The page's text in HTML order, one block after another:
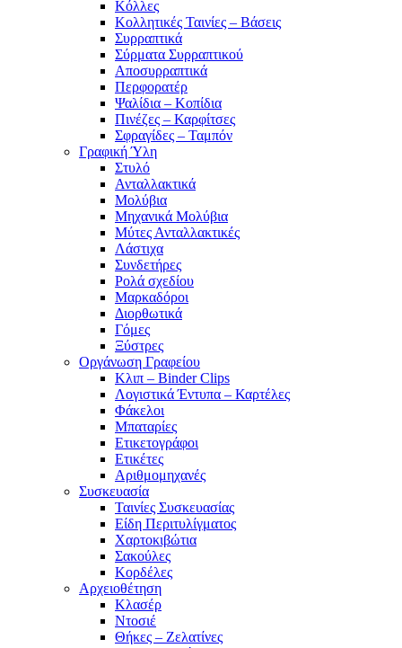
Κόλλες
Κολλητικές Ταινίες – Βάσεις
Συρραπτικά
Σύρματα Συρραπτικού
Αποσυρραπτικά
Περφορατέρ
Ψαλίδια – Κοπίδια
Πινέζες – Καρφίτσες
Σφραγίδες – Ταμπόν
Γραφική Ύλη
Στυλό
Ανταλλακτικά
Μολύβια
Μηχανικά Μολύβια
Μύτες Ανταλλακτικές
Λάστιχα
Συνδετήρες
Ρολά σχεδίου
Μαρκαδόροι
Διορθωτικά
Γόμες
Ξύστρες
Οργάνωση Γραφείου
Κλιπ – Binder Clips
Λογιστικά Έντυπα – Καρτέλες
Φάκελοι
Μπαταρίες
Ετικετογράφοι
Ετικέτες
Αριθμομηχανές
Συσκευασία
Ταινίες Συσκευασίας
Είδη Περιτυλίγματος
Χαρτοκιβώτια
Σακούλες
Κορδέλες
Αρχειοθέτηση
Κλασέρ
Ντοσιέ
Θήκες – Ζελατίνες